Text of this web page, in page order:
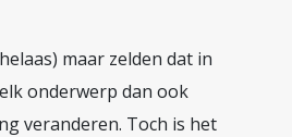
maar zelden dat in
onderwerp dan ook
veranderen. Toch is het